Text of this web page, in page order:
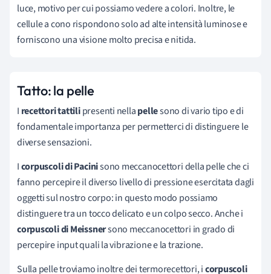
luce, motivo per cui possiamo vedere a colori. Inoltre, le
cellule a cono rispondono solo ad alte intensità luminose e
forniscono una visione molto precisa e nitida.
Tatto: la pelle
I recettori tattilipresenti nellapellesono di vario tipo e di
fondamentale importanza per permetterci di distinguere le
diverse sensazioni.
Icorpuscoli di Pacinisono meccanocettori della pelle che ci
fanno percepire il diverso livello di pressione esercitata dagli
oggetti sul nostro corpo: in questo modo possiamo
distinguere tra un tocco delicato e un colpo secco. Anche i
corpuscoli di Meissnersono meccanocettori in grado di
percepire input quali la vibrazione e la trazione.
Sulla pelle troviamo inoltre dei termorecettori, icorpuscoli